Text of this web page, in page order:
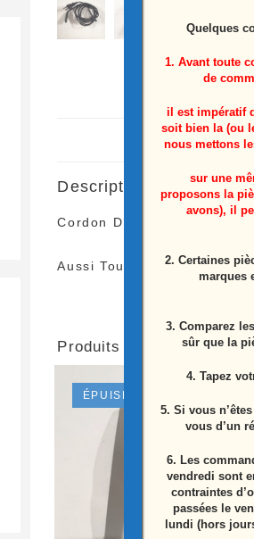
Description
Cordon D’Alimentation
Aussi Toute Nos Pièces
Produits similaires
ÉPUISÉ
Quelques
1. Avant toute
de
il est impératif
soit bien la (ou
nous mettons
sur une
proposons la
avons), il
2. Certaines
marques
3. Comparez
sûr que la
4. Tapez
5. Si vous
vous d’un
6. Les
vendredi sont
contraintes
passées le
lundi (hors